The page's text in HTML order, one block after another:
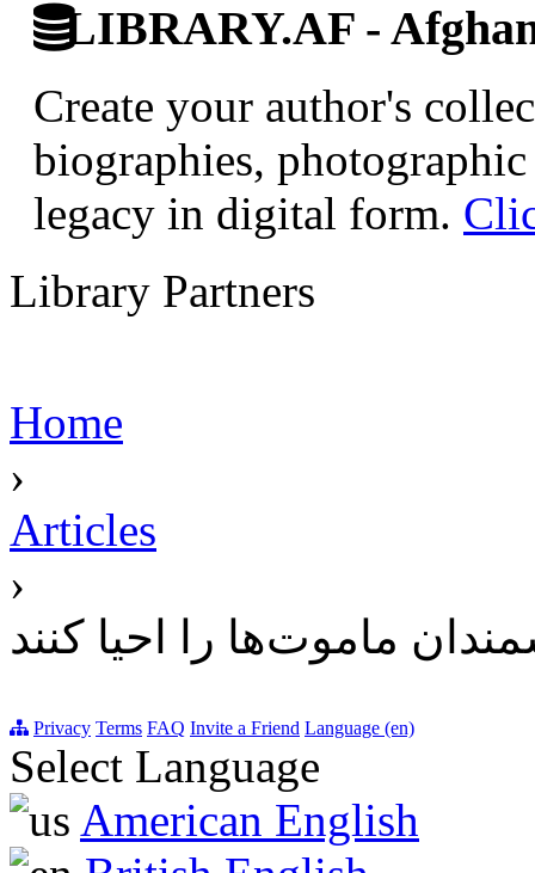
LIBRARY.AF -
Create your author's
biographies,
legacy in digital form.
Library Partners
Home
›
Articles
›
ماموت‌ها را احیا کنند
Privacy Terms FAQ Invite a Friend Language (en)
Select Language
American English